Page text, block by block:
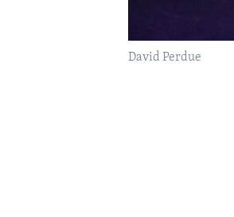
David Perdue